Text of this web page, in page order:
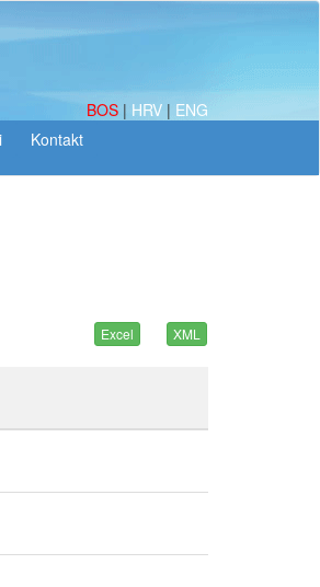
BOS | HRV | ENG